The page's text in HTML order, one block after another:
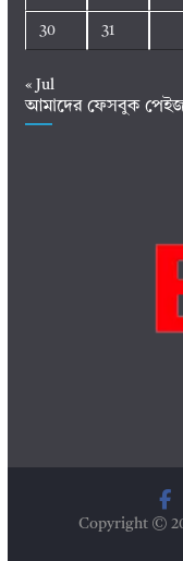
30 31
« Jul
আমাদের ফেসবুক
Copyright ©